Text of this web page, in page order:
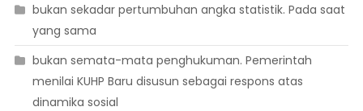
bukan sekadar pertumbuhan angka statistik. Pada saat
yang sama
bukan semata-mata penghukuman. Pemerintah
menilai KUHP Baru disusun sebagai respons atas
dinamika sosial